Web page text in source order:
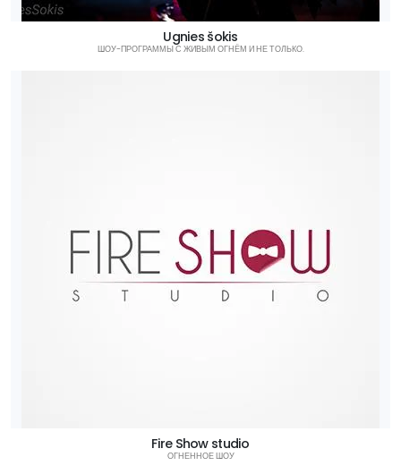
Ugnies šokis
ШОУ-ПРОГРАММЫ С ЖИВЫМ ОГНЁМ И НЕ ТОЛЬКО.
Fire Show studio
ОГНЕННОЕ ШОУ